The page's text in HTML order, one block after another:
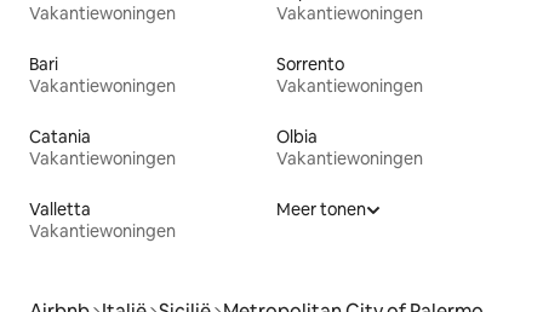
Vakantiewoningen
Vakantiewoningen
Bari
Vakantiewoningen
Sorrento
Vakantiewoningen
Catania
Vakantiewoningen
Olbia
Vakantiewoningen
Valletta
Vakantiewoningen
Meer tonen